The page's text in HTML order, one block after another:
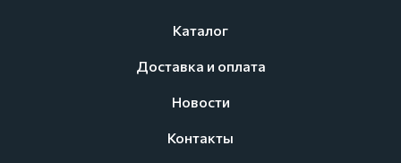
Каталог
Доставка и оплата
Новости
Контакты